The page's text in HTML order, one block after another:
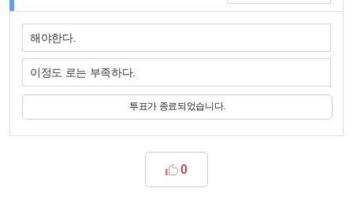
해야한다.
이정도 로는 부족하다.
투표가 종료되었습니다.
0